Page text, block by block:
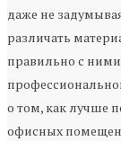
даже не
различать
правильно с
о том, как лучше
офисных